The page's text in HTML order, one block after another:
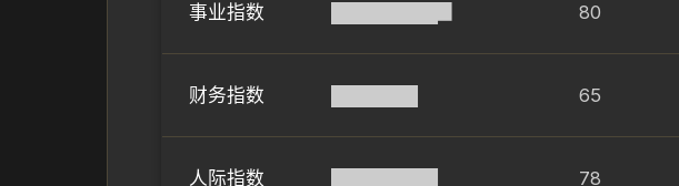
事业指数 80
财务指数 65
人际指数 78